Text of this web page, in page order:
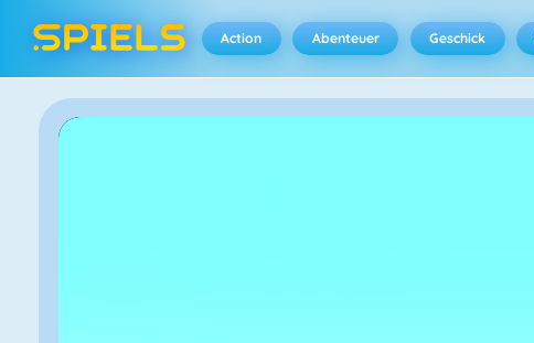
Action Abenteuer Geschick